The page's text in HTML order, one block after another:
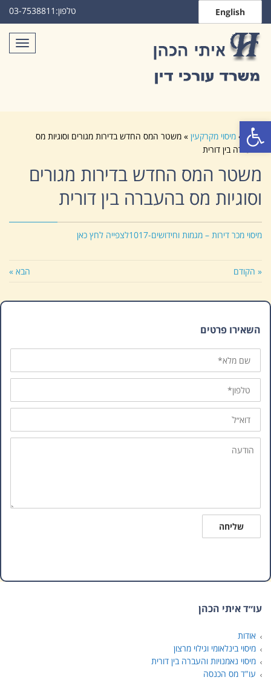
פתח סרגל נגישות
English טלפון: 03-7538811
תפריט
ראשי » מיסוי מקרקעין » משטר המס החדש בדירות מגורים וסוגיות מס
בהעברה בין דורית
משטר המס החדש בדירות מגורים
וסוגיות מס בהעברה בין דורית
מיסוי מכר דירות – מגמות וחידושים-1017 לצפייה לחץ כאן
« הקודם הבא »
השאירו פרטים
שם
מלא
טלפון
דוא״ל
הודעה
שליחה
עו״ד איתי הכהן
אודות
מיסוי בינלאומי וגילוי מרצון
מיסוי נאמנויות והעברה בין דורית
עו"ד מס הכנסה